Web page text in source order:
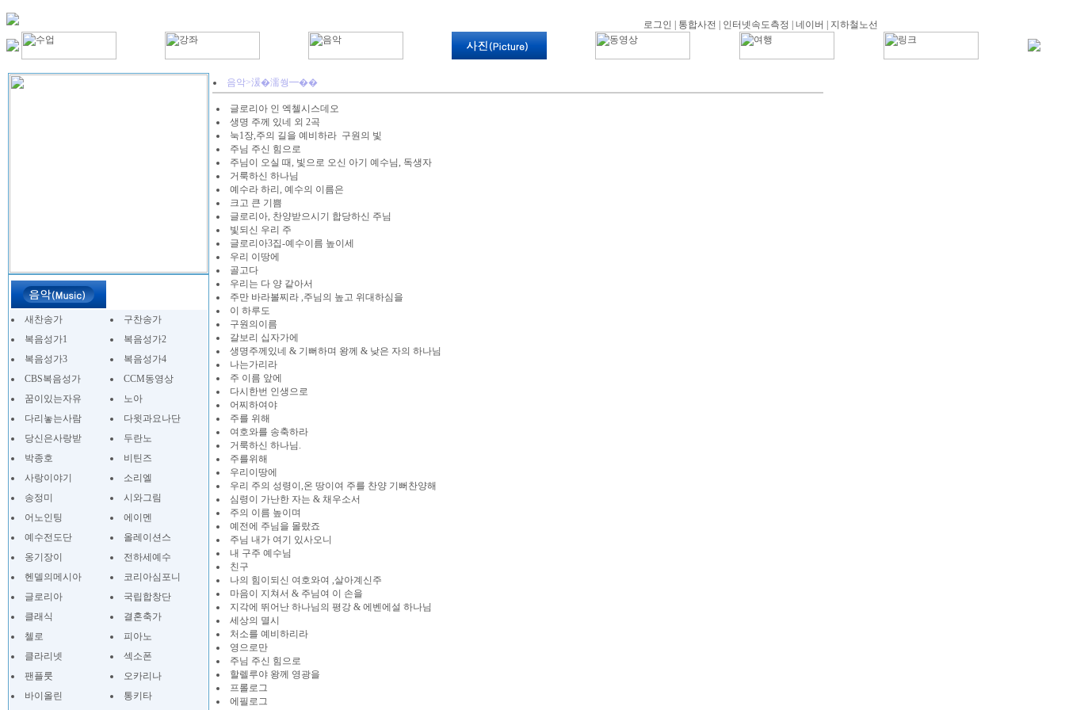
로그인 통합사전 인터넷속도측정 네이버 지하철노선
새찬송가
구찬송가
복음성가1
복음성가2
복음성가3
복음성가4
CBS복음성가
CCM동영상
꿈이있는자유
노아
다리놓는사람
다윗과요나단
당신은사랑받
두란노
박종호
비틴즈
사랑이야기
소리엘
송정미
시와그림
어노인팅
에이멘
예수전도단
올레이션스
옹기장이
전하세예수
헨델의메시아
코리아심포니
글로리아
국립합창단
클래식
결혼축가
첼로
피아노
클라리넷
섹소폰
팬플룻
오카리나
바이올린
통키타
음악>湲�濡쒕━��
글로리아 인 엑첼시스데오
생명 주께 있네 외 2곡
눅1장,주의 길을 예비하라 구원의 빛
주님 주신 힘으로
주님이 오실 때, 빛으로 오신 아기 예수님, 독생자
거룩하신 하나님
예수라 하리, 예수의 이름은
크고 큰 기쁨
글로리아, 찬양받으시기 합당하신 주님
빛되신 우리 주
글로리아3집-예수이름 높이세
우리 이땅에
골고다
우리는 다 양 같아서
주만 바라볼찌라 ,주님의 높고 위대하심을
이 하루도
구원의이름
갈보리 십자가에
생명주께있네 & 기뻐하며 왕께 & 낮은 자의 하나님
나는가리라
주 이름 앞에
다시한번 인생으로
어찌하여야
주를 위해
여호와를 송축하라
거룩하신 하나님.
주를위해
우리이땅에
우리 주의 성령이,온 땅이여 주를 찬양 기뻐찬양해
심령이 가난한 자는 & 채우소서
주의 이름 높이며
예전에 주님을 몰랐죠
주님 내가 여기 있사오니
내 구주 예수님
친구
나의 힘이되신 여호와여 ,살아계신주
마음이 지쳐서 & 주님여 이 손을
지각에 뛰어난 하나님의 평강 & 에벤에설 하나님
세상의 멸시
처소를 예비하리라
영으로만
주님 주신 힘으로
할렐루야 왕께 영광을
프롤로그
에필로그